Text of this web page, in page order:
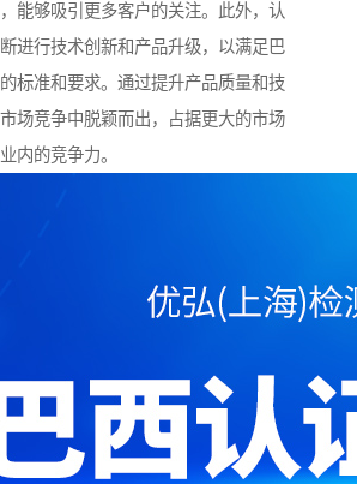
能够吸引更多客户的关注。此外，认
进行技术创新和产品升级，以满足巴
标准和要求。通过提升产品质量和技
场竞争中脱颖而出，占据更大的市场
内的竞争力。